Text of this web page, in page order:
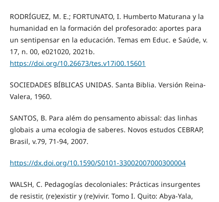
RODRÍGUEZ, M. E.; FORTUNATO, I. Humberto Maturana y la
humanidad en la formación del profesorado: aportes para
un sentipensar en la educación. Temas em Educ. e Saúde, v.
17, n. 00, e021020, 2021b.
https://doi.org/10.26673/tes.v17i00.15601
SOCIEDADES BÍBLICAS UNIDAS. Santa Biblia. Versión Reina-
Valera, 1960.
SANTOS, B. Para além do pensamento abissal: das linhas
globais a uma ecologia de saberes. Novos estudos CEBRAP,
Brasil, v.79, 71-94, 2007.
https://dx.doi.org/10.1590/S0101-33002007000300004
WALSH, C. Pedagogías decoloniales: Prácticas insurgentes
de resistir, (re)existir y (re)vivir. Tomo I. Quito: Abya-Yala,